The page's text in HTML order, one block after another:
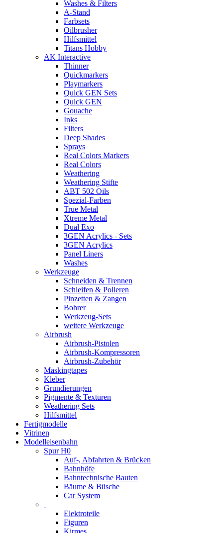
Washes & Filters
A-Stand
Farbsets
Oilbrusher
Hilfsmittel
Titans Hobby
AK Interactive
Thinner
Quickmarkers
Playmarkers
Quick GEN Sets
Quick GEN
Gouache
Inks
Filters
Deep Shades
Sprays
Real Colors Markers
Real Colors
Weathering
Weathering Stifte
ABT 502 Oils
Spezial-Farben
True Metal
Xtreme Metal
Dual Exo
3GEN Acrylics - Sets
3GEN Acrylics
Panel Liners
Washes
Werkzeuge
Schneiden & Trennen
Schleifen & Polieren
Pinzetten & Zangen
Bohrer
Werkzeug-Sets
weitere Werkzeuge
Airbrush
Airbrush-Pistolen
Airbrush-Kompressoren
Airbrush-Zubehör
Maskingtapes
Kleber
Grundierungen
Pigmente & Texturen
Weathering Sets
Hilfsmittel
Fertigmodelle
Vitrinen
Modelleisenbahn
Spur H0
Auf-, Abfahrten & Brücken
Bahnhöfe
Bahntechnische Bauten
Bäume & Büsche
Car System
Elektroteile
Figuren
Kirmes